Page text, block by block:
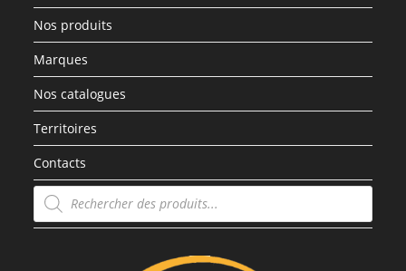
Nos produits
Marques
Nos catalogues
Territoires
Contacts
Recherche
de
produits